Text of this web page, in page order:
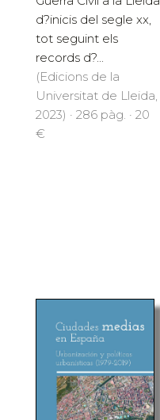
d?inicis del segle xx,
tot seguint els
records d?...
(Edicions de la
Universitat de Lleida,
2023) · 286 pàg. · 20
€